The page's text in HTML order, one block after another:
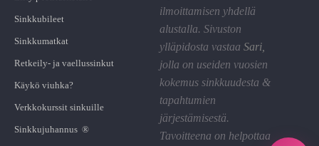
Sinkkubileet
Sinkkumatkat
Retkeily- ja vaellussinkut
Käykö viuhka?
Verkkokurssit sinkuille
Sinkkujuhannus ®
ilmoittamisen yhdellä
alustalla. Sivuston
ylläpidosta vastaa Sari
jolla on useiden vuosien
kokemus sinkkuudesta &
tapahtumien
järjestämisestä.
Tavoitteena on helpottaa